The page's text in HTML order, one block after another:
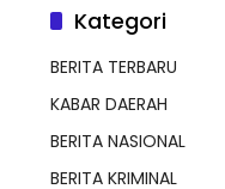
Kategori
BERITA TERBARU
KABAR DAERAH
BERITA NASIONAL
BERITA KRIMINAL